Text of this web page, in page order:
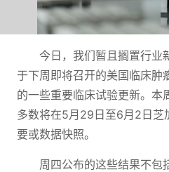
今日，我们暂且搁置行业
于下周即将召开的美国临床肿
的一些重要临床试验更新。本
多数将在5月29日至6月2日芝
要或数据快照。
周四公布的这些结果不包